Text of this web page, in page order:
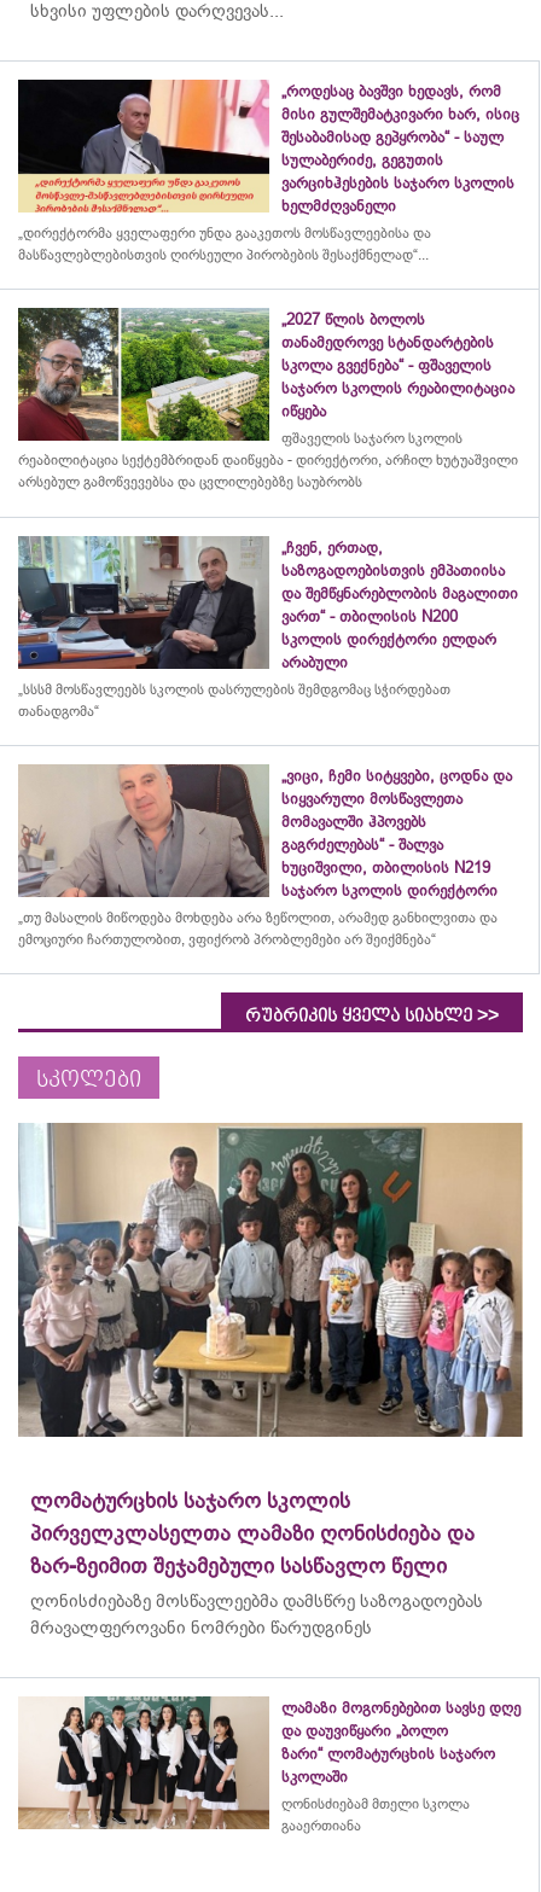
სხვისი უფლების დარღვევას...
„როდესაც ბავშვი ხედავს, რომ
მისი გულშემატკივარი ხარ, ისიც
შესაბამისად გეპყრობა“ - საულ
სულაბერიძე, გეგუთის
ვარციხჰესების საჯარო სკოლის
ხელმძღვანელი
„დირექტორმა ყველაფერი უნდა გააკეთოს მოსწავლეებისა და
მასწავლებლებისთვის ღირსეული პირობების შესაქმნელად“...
„2027 წლის ბოლოს
თანამედროვე სტანდარტების
სკოლა გვექნება“ - ფშაველის
საჯარო სკოლის რეაბილიტაცია
იწყება
ფშაველის საჯარო სკოლის
რეაბილიტაცია სექტემბრიდან დაიწყება - დირექტორი, არჩილ ხუტუაშვილი
არსებულ გამოწვევებსა და ცვლილებებზე საუბრობს
„ჩვენ, ერთად,
საზოგადოებისთვის ემპათიისა
და შემწყნარებლობის მაგალითი
ვართ“ - თბილისის N200
სკოლის დირექტორი ელდარ
არაბული
„სსსმ მოსწავლეებს სკოლის დასრულების შემდგომაც სჭირდებათ
თანადგომა“
„ვიცი, ჩემი სიტყვები, ცოდნა და
სიყვარული მოსწავლეთა
მომავალში ჰპოვებს
გაგრძელებას“ - შალვა
ხუციშვილი, თბილისის N219
საჯარო სკოლის დირექტორი
„თუ მასალის მიწოდება მოხდება არა ზეწოლით, არამედ განხილვითა და
ემოციური ჩართულობით, ვფიქრობ პრობლემები არ შეიქმნება“
რუბრიკის ყველა სიახლე >>
სკოლები
ლომატურცხის საჯარო სკოლის
პირველკლასელთა ლამაზი ღონისძიება და
ზარ-ზეიმით შეჯამებული სასწავლო წელი
ღონისძიებაზე მოსწავლეებმა დამსწრე საზოგადოებას
მრავალფეროვანი ნომრები წარუდგინეს
ლამაზი მოგონებებით სავსე დღე
და დაუვიწყარი „ბოლო
ზარი“ ლომატურცხის საჯარო
სკოლაში
ღონისძიებამ მთელი სკოლა
გააერთიანა